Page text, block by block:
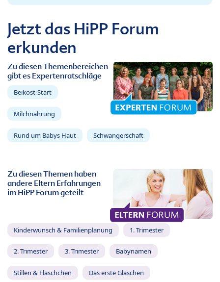
Jetzt das HiPP Forum
erkunden
Zu diesen Themenbereichen
gibt es Expertenratschläge
Beikost-Start
Milchnahrung
Rund um Babys Haut Schwangerschaft
Zu diesen Themen haben
andere Eltern Erfahrungen
im HiPP Forum geteilt
Kinderwunsch & Familienplanung 1. Trimester
2. Trimester 3. Trimester Babynamen
Stillen & Fläschchen Das erste Gläschen